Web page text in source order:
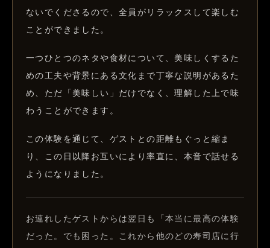
ないでくださるので、全員がリラックスして楽しむ
ことができました。
一つひとつのネタや食材について、美味しくするた
めの工夫や背景にある文化まで丁寧な説明があるた
め、ただ「美味しい」だけでなく、理解した上で味
わうことができます。
この体験を通じて、ゲストとの距離もぐっと縮ま
り、この日以降お互いにより率直に、本音で話せる
ようになりました。
お連れしたゲストからは翌日も「本当に最高の体験
だった。でも困った。これから他のどの寿司店に行